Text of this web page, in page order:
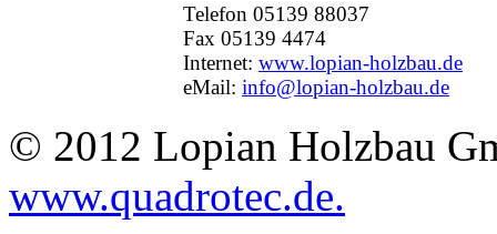
Telefon 05139 88037
Fax 05139 4474
Internet: www.lopian-holzbau.de
eMail: info@lopian-holzbau.de
© 2012 Lopian Holzbau
www.quadrotec.de.